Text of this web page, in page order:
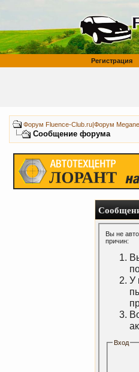
Регистрация
Форум Fluence-Club.ru|Форум
Сообщение форума
Вы не
причин:
У
Вход